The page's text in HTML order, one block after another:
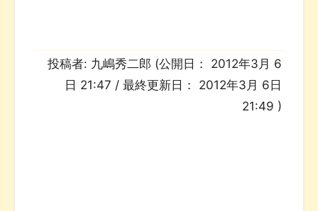
投稿者: 九嶋秀二郎 (公開日： 2012年3月 6
日 21:47 / 最終更新日： 2012年3月 6日
21:49 )